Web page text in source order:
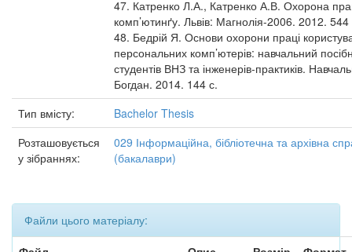
47. Катренко Л.А., Катренко А.В. Охорона
комп’ютинґу. Львів: Магнолія-2006. 2012. 544
48. Бедрій Я. Основи охорони праці
персональних комп’ютерів: навчальний
студентів ВНЗ та інженерів-практиків.
Богдан. 2014. 144 с.
Тип вмісту:
Bachelor Thesis
Розташовується
у зібраннях:
029 Інформаційна, бібліотечна та архівна
(бакалаври)
Файли цього матеріалу: